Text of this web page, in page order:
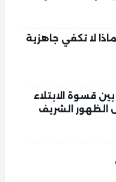
لا تكفي جاهزية
قسوة الابتلاء
الظهور الشريف